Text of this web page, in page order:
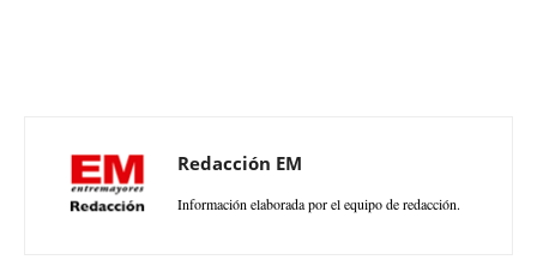
Redacción EM
Información elaborada por el equipo de redacción.